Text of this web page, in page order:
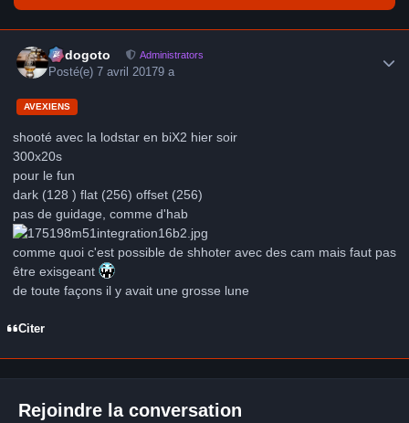
frédogoto Administrators
Posté(e)7 avril 20179 a
AVEXIENS
shooté avec la lodstar en biX2 hier soir
300x20s
pour le fun
dark (128 ) flat (256) offset (256)
pas de guidage, comme d'hab
comme quoi c'est possible de shhoter avec des cam mais faut pas
être exisgeant
de toute façons il y avait une grosse lune
Citer
Rejoindre la conversation